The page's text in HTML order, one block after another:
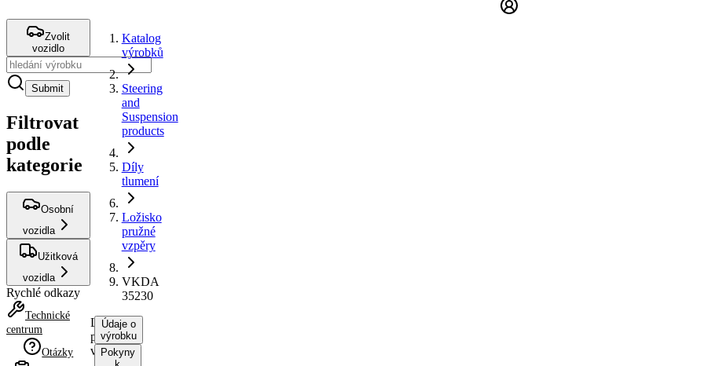
Zvolit
vozidlo
Submit
Filtrovat
podle
kategorie
Osobní
vozidla
Užitková
vozidla
Rychlé odkazy
Technické
centrum
Otázky
Katalog
výrobků
Steering
and
Suspension
products
Díly
tlumení
Ložisko
pružné
vzpěry
VKDA
35230
Ložisko
pružné
vzpěry
Údaje o
výrobku
Pokyny